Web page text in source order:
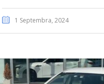
1 Septembra, 2024